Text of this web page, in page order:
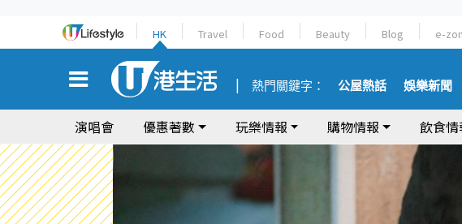
HK Travel Food Beauty Blog e-
熱門關鍵字： 公屋熱話 娛樂新聞
演唱會 優惠著數 玩樂情報 購物情報 飲食情